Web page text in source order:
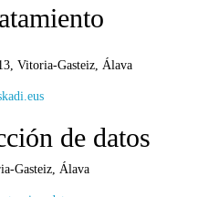
Vitoria-Gasteiz Álava
de datos
Gasteiz Álava